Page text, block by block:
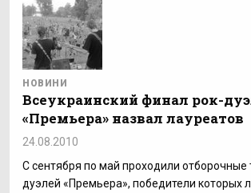
НОВИНИ
Всеукраинский финал рок-
«Премьера» назвал лауреатов
24.08.2010
С сентября по май проходили отборочные
дуэлей «Премьера», победители которых